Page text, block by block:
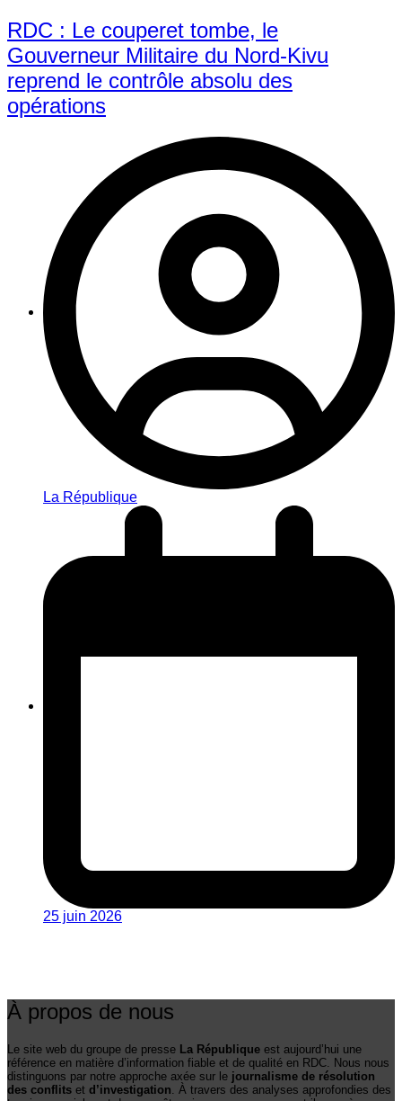
RDC : Le couperet tombe, le
Gouverneur Militaire du Nord-Kivu
reprend le contrôle absolu des
opérations
La République
25 juin 2026
À propos de nous
Le site web du groupe de presse La République est aujourd’hui une
référence en matière d’information fiable et de qualité en RDC. Nous nous
distinguons par notre approche axée sur le journalisme de résolution
des conflits et d’investigation . À travers des analyses approfondies des